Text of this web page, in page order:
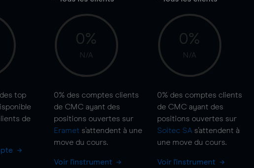
top
de
0%
N/A
0% des comptes clients
de CMC ayant des
positions ouvertes sur
Eramet s'attendent à une
move du cours.
Voir l'instrument
0%
N/A
0% des comptes clients
de CMC ayant des
positions ouvertes sur
Soitec SA s'attendent à
une move du cours.
Voir l'instrument